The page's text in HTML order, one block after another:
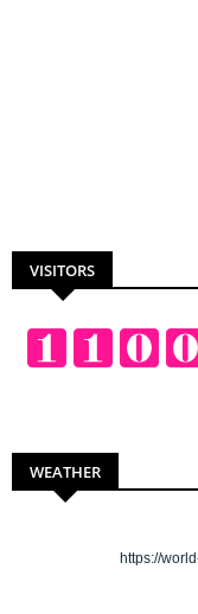
VISITORS
WEATHER
https://